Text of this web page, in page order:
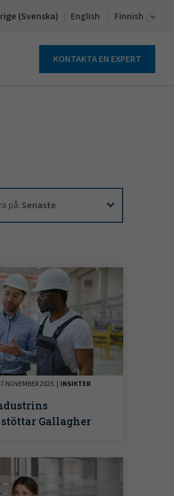
(Svenska) English Finnish Open
KONTAKTA EN EXPERT
på: Senaste
NOVEMBER 2025 INSIKTER
Gallagher